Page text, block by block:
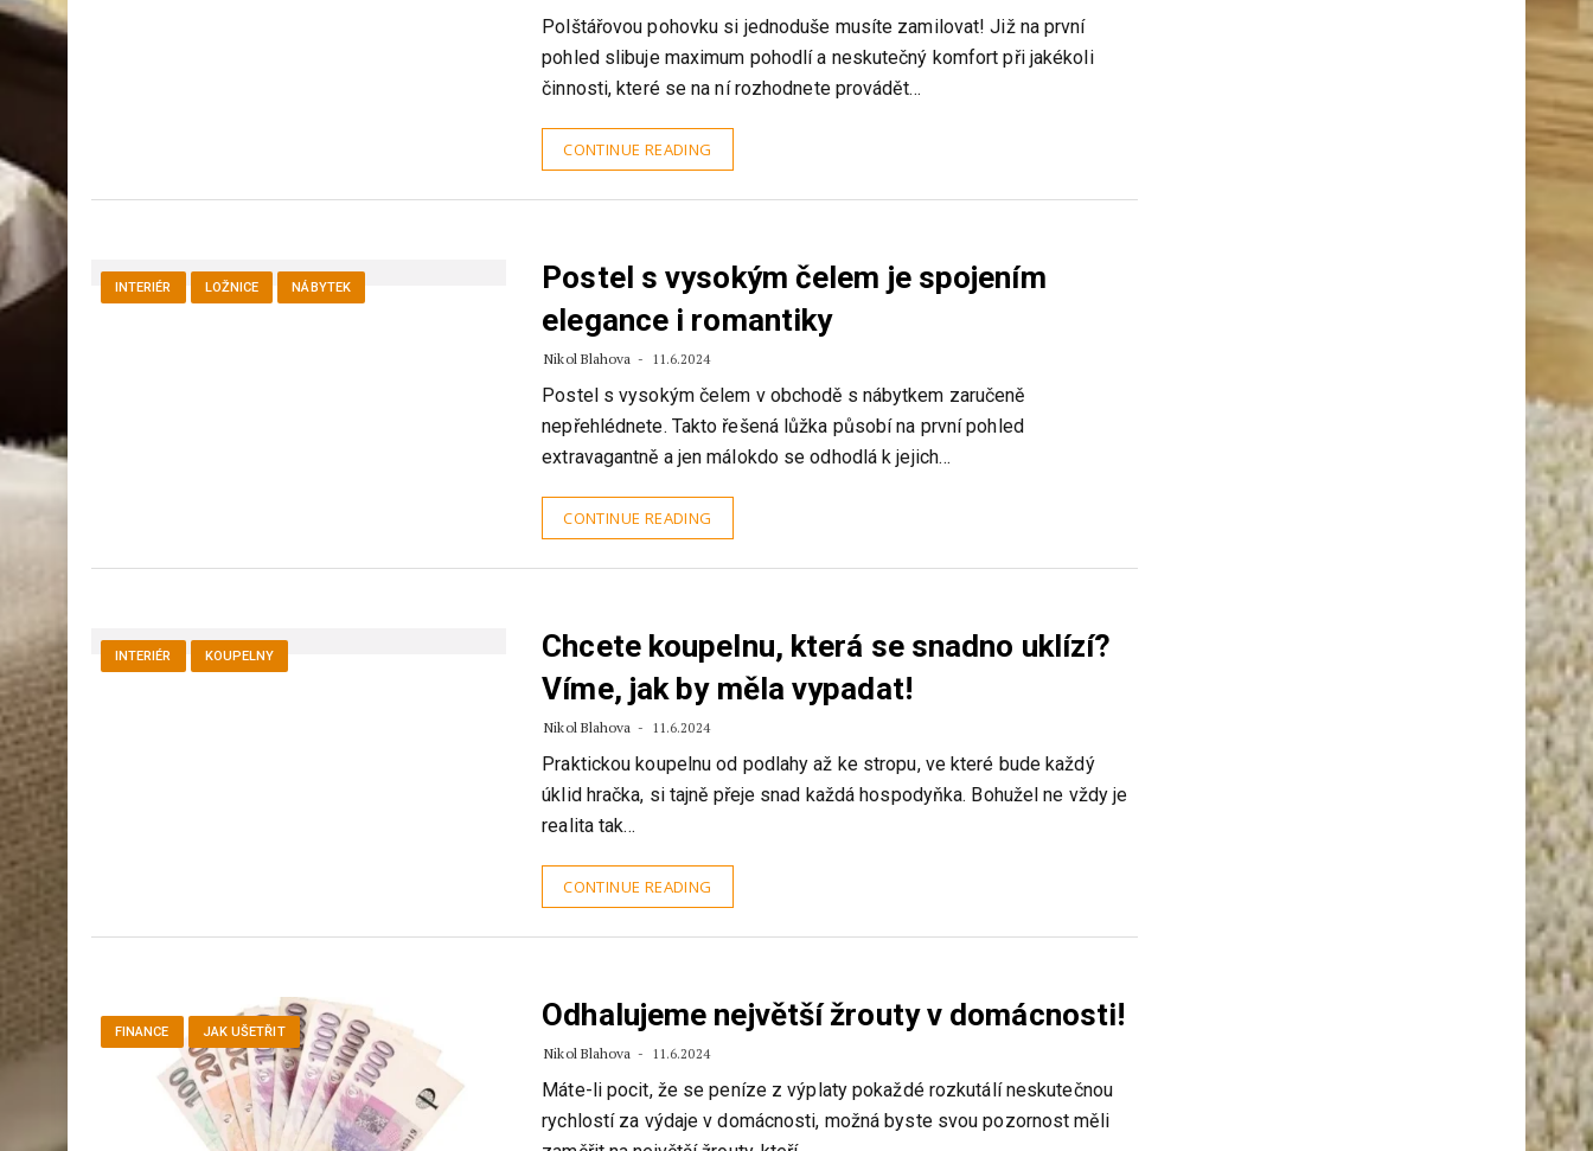
Polštářovou pohovku si jednoduše musíte zamilovat! Již na první
pohled slibuje maximum pohodlí a neskutečný komfort při jakékoli
činnosti, které se na ní rozhodnete provádět…
CONTINUE READING
INTERIÉR LOŽNICE NÁBYTEK
Postel s vysokým čelem je spojením
elegance i romantiky
Nikol Blahova 11.6.2024
Postel s vysokým čelem v obchodě s nábytkem zaručeně
nepřehlédnete. Takto řešená lůžka působí na první pohled
extravagantně a jen málokdo se odhodlá k jejich…
CONTINUE READING
INTERIÉR KOUPELNY
Chcete koupelnu, která se snadno uklízí?
Víme, jak by měla vypadat!
Nikol Blahova 11.6.2024
Praktickou koupelnu od podlahy až ke stropu, ve které bude každý
úklid hračka, si tajně přeje snad každá hospodyňka. Bohužel ne vždy je
realita tak…
CONTINUE READING
FINANCE JAK UŠETŘIT Odhalujeme největší žrouty v domácnosti!
Nikol Blahova 11.6.2024
Máte-li pocit, že se peníze z výplaty pokaždé rozkutálí neskutečnou
rychlostí za výdaje v domácnosti, možná byste svou pozornost měli